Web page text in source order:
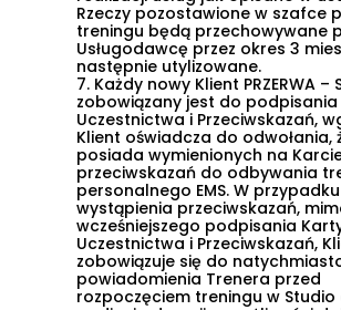
Rzeczy pozostawione w szafce
treningu będą przechowywane
Usługodawcę przez okres 3
następnie utylizowane.
7. Każdy nowy Klient PRZERWA –
zobowiązany jest do
Uczestnictwa i Przeciwskazań,
Klient oświadcza do odwołania,
posiada wymienionych na
przeciwskazań do odbywania
personalnego EMS. W przypadku
wystąpienia przeciwskazań,
wcześniejszego podpisania
Uczestnictwa i Przeciwskazań,
zobowiązuje się do
powiadomienia Trenera przed
rozpoczęciem treningu w Studio
Cookies to małe pliki danych,
przechowywane na Twoim
podczas przeglądania stron
Używamy ich do poprawy
personalizacji treści, oraz
stronie.
Dostosuj Zezwól